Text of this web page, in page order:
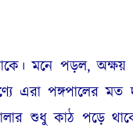
মনে পড়ল, অক্ষয়
এরা পঙ্গপালের মত
শুধু কাঠ পড়ে